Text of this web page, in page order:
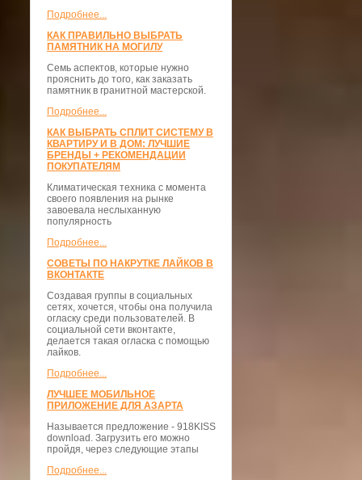
Подробнее...
КАК ПРАВИЛЬНО ВЫБРАТЬ
ПАМЯТНИК НА МОГИЛУ
Семь аспектов, которые нужно
прояснить до того, как заказать
памятник в гранитной мастерской.
Подробнее...
КАК ВЫБРАТЬ СПЛИТ СИСТЕМУ В
КВАРТИРУ И В ДОМ: ЛУЧШИЕ
БРЕНДЫ + РЕКОМЕНДАЦИИ
ПОКУПАТЕЛЯМ
Климатическая техника с момента
своего появления на рынке
завоевала неслыханную
популярность
Подробнее...
СОВЕТЫ ПО НАКРУТКЕ ЛАЙКОВ В
ВКОНТАКТЕ
Создавая группы в социальных
сетях, хочется, чтобы она получила
огласку среди пользователей. В
социальной сети вконтакте,
делается такая огласка с помощью
лайков.
Подробнее...
ЛУЧШЕЕ МОБИЛЬНОЕ
ПРИЛОЖЕНИЕ ДЛЯ АЗАРТА
Называется предложение - 918KISS
download. Загрузить его можно
пройдя, через следующие этапы
Подробнее...